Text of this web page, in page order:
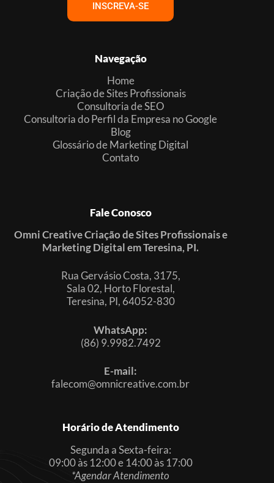
INSCREVA-SE
Navegação
Home
Criação de Sites Profissionais
Consultoria de SEO
Consultoria do Perfil da Empresa no Google
Blog
Glossário de Marketing Digital
Contato
Fale Conosco
Omni Creative Criação de Sites Profissionais e
Marketing Digital em Teresina, PI.
Rua Gervásio Costa, 3175,
Sala 02, Horto Florestal,
Teresina, PI, 64052-830
WhatsApp:
(86) 9.9982.7492
E-mail:
falecom@omnicreative.com.br
Horário de Atendimento
Segunda a Sexta-feira:
09:00 às 12:00 e 14:00 às 17:00
*Agendar Atendimento